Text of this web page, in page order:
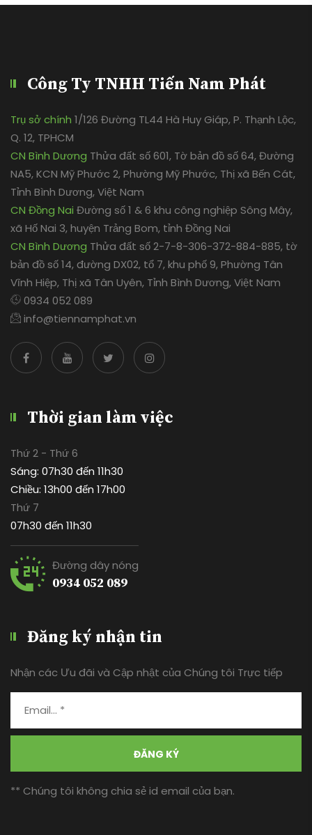
Công Ty TNHH Tiến Nam Phát
Trụ sở chính 1/126 Đường TL44 Hà Huy Giáp, P. Thạnh Lộc,
Q. 12, TPHCM
CN Bình Dương Thửa đất số 601, Tờ bản đồ số 64, Đường
NA5, KCN Mỹ Phước 2, Phường Mỹ Phước, Thị xã Bến Cát,
Tỉnh Bình Dương, Việt Nam
CN Đồng Nai Đường số 1 & 6 khu công nghiệp Sông Mây,
xã Hố Nai 3, huyện Trảng Bom, tỉnh Đồng Nai
CN Bình Dương Thửa đất số 2-7-8-306-372-884-885, tờ
bản đồ số 14, đường DX02, tổ 7, khu phố 9, Phường Tân
Vĩnh Hiệp, Thị xã Tân Uyên, Tỉnh Bình Dương, Việt Nam
0934 052 089
info@tiennamphat.vn
Thời gian làm việc
Thứ 2 - Thứ 6
Sáng: 07h30 đến 11h30
Chiều: 13h00 đến 17h00
Thứ 7
07h30 đến 11h30
Đường dây nóng
0934 052 089
Đăng ký nhận tin
Nhận các Ưu đãi và Cập nhật của Chúng tôi Trực tiếp
ĐĂNG KÝ
** Chúng tôi không chia sẻ id email của bạn.